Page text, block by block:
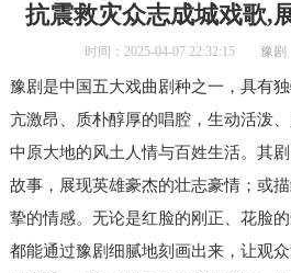
抗震救灾众志成城戏歌,
时间：2025-04-07 22:32:15 豫剧
豫剧是中国五大戏曲剧种之一，具有
亢激昂、质朴醇厚的唱腔，生动活泼
中原大地的风土人情与百姓生活。其
故事，展现英雄豪杰的壮志豪情；或
挚的情感。无论是红脸的刚正、花脸
都能通过豫剧细腻地刻画出来，让观